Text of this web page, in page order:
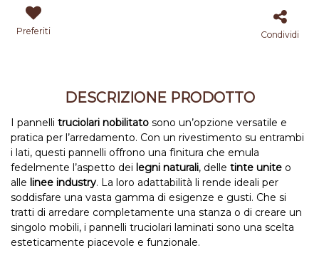
Preferiti Condividi
DESCRIZIONE PRODOTTO
I pannelli truciolari nobilitato sono un’opzione versatile e
pratica per l’arredamento. Con un rivestimento su entrambi
i lati, questi pannelli offrono una finitura che emula
fedelmente l’aspetto dei legni naturali, delle tinte unite o
alle linee industry. La loro adattabilità li rende ideali per
soddisfare una vasta gamma di esigenze e gusti. Che si
tratti di arredare completamente una stanza o di creare un
singolo mobili, i pannelli truciolari laminati sono una scelta
esteticamente piacevole e funzionale.